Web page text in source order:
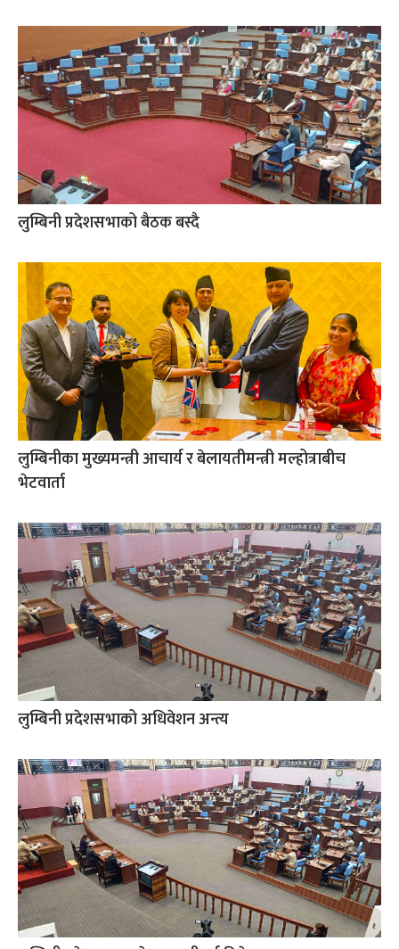
लुम्बिनी प्रदेशसभाको बैठक बस्दै
लुम्बिनीका मुख्यमन्त्री आचार्य र बेलायतीमन्त्री मल्होत्राबीच
भेटवार्ता
लुम्बिनी प्रदेशसभाको अधिवेशन अन्त्य